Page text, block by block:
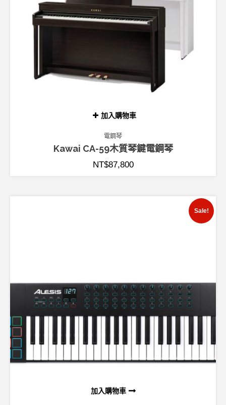
加入購物車
電鋼琴
Kawai CA-59木質琴鍵電鋼琴
NT$87,800
加入購物車
Sale!